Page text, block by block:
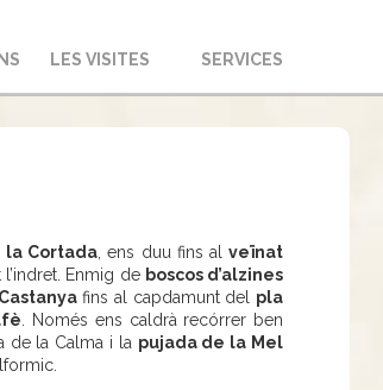
LES VISITES SERVICES
la Cortada, ens duu fins alveïnat
Enmig de boscos d’alzines
fins al capdamunt del pla
. Només ens caldrà recórrer ben
de la Calma i la pujada de la Mel